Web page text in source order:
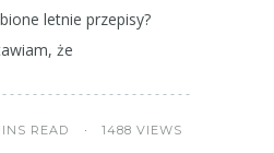
letnie przepisy?
że
READ 1488 VIEWS